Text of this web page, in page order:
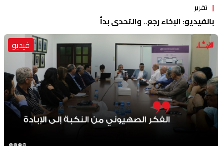
تقرير
بالفيديو: الإخاء رجع.. والتحدي بدأ
فيديو